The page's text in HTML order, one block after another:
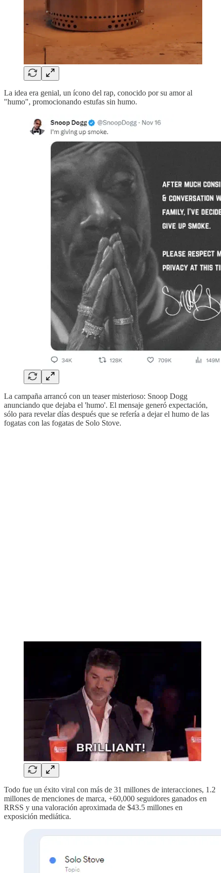
La idea era genial, un ícono del rap, conocido por su amor al
"humo", promocionando estufas sin humo.
La campaña arrancó con un teaser misterioso: Snoop Dogg
anunciando que dejaba el 'humo'. El mensaje generó expectación,
sólo para revelar días después que se refería a dejar el humo de las
fogatas con las fogatas de Solo Stove.
Todo fue un éxito viral con más de 31 millones de interacciones, 1.2
millones de menciones de marca, +60,000 seguidores ganados en
RRSS y una valoración aproximada de $43.5 millones en
exposición mediática​​.